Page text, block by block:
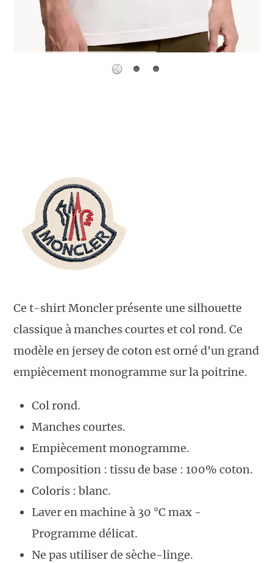
Ce t-shirt Moncler présente une silhouette
classique à manches courtes et col rond. Ce
modèle en jersey de coton est orné d'un grand
empiècement monogramme sur la poitrine.
Col rond.
Manches courtes.
Empiècement monogramme.
Composition : tissu de base : 100% coton.
Coloris : blanc.
Laver en machine à 30 °C max -
Programme délicat.
Ne pas utiliser de sèche-linge.